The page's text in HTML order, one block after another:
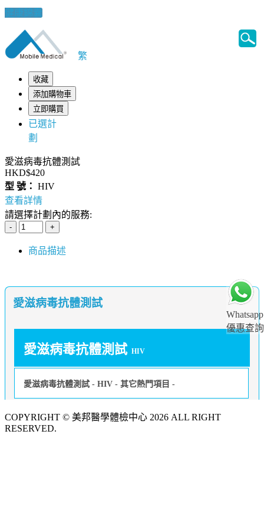
健康錦囊
Whatsapp
優惠查詢
繁
收藏
添加購物車
立即購買
已選計
劃
愛滋病毒抗體測試
HKD$420
型 號： HIV
查看詳情
請選擇計劃內的服務:
商品描述
愛滋病毒抗體測試
愛滋病毒抗體測試 HIV
愛滋病毒抗體測試 - HIV - 其它熱門項目 -
COPYRIGHT © 美邦醫學體檢中心 2026 ALL RIGHT
RESERVED.